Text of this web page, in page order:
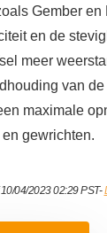
Gember
en de
meer
van
maximale
gewrichten.
04/2023 02:29 PST-